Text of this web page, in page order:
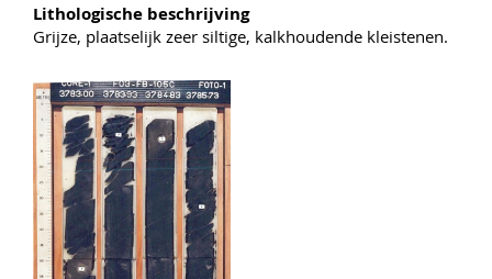
Lithologische beschrijving
Grijze, plaatselijk zeer siltige, kalkhoudende kleistenen.